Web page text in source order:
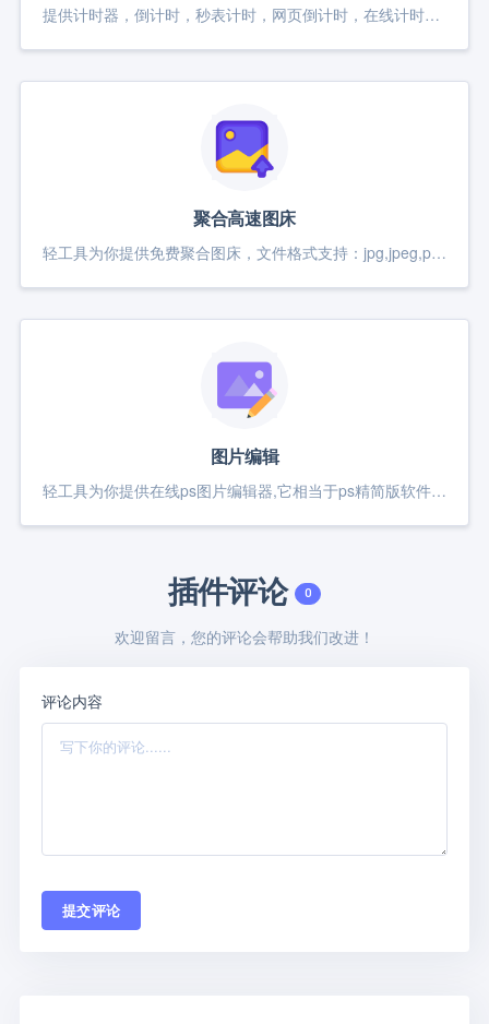
提供计时器，倒计时，秒表计时，网页倒计时，在线计时器，秒表计时器，倒计时在线使用等。
聚合高速图床
轻工具为你提供免费聚合图床，文件格式支持：jpg,jpeg,png,gif,webp，大小不能超过10M，OPPO：图片域名store.heytapimage.com，原图无压缩，58同城：图片域名58cdn.com.cn，原图无压缩，大众点评：图片域名p1.meituan.net，原图无压缩
图片编辑
轻工具为你提供在线ps图片编辑器,它相当于ps精简版软件,可提供微信编辑器功能,在线ps照片处理,拼图,图片制作,在线设计,平面设计,海报设计,在线图片处理等功能。
插件评论 0
欢迎留言，您的评论会帮助我们改进！
评论内容
提交评论